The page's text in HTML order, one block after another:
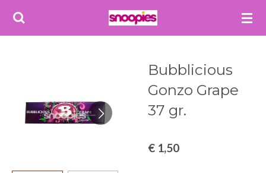
Ga
Bubblicious
Gonzo Grape
37 gr.
€ 1,50